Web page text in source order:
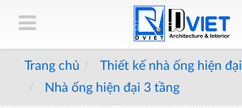
Trang chủ
Thiết kế nhà ống hiện đại
Nhà ống hiện đại 3 tầng